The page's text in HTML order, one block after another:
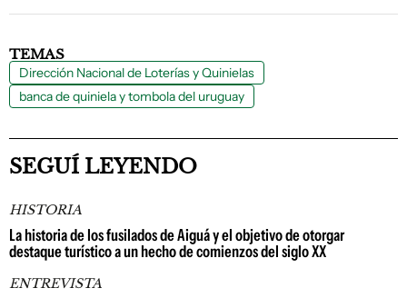
TEMAS
Dirección Nacional de Loterías y Quinielas
banca de quiniela y tombola del uruguay
SEGUÍ LEYENDO
HISTORIA
La historia de los fusilados de Aiguá y el objetivo de otorgar
destaque turístico a un hecho de comienzos del siglo XX
ENTREVISTA